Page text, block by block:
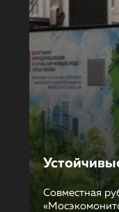
Совместная